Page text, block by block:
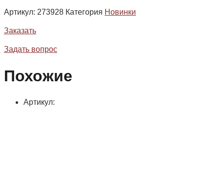
Артикул: 273928 Категория Новинки
Заказать
Задать вопрос
Похожие
Артикул: